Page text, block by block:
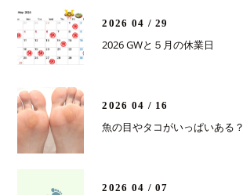
2026 04 / 29
2026 GWと５月の休業日
2026 04 / 16
魚の目やタコがいっぱいある？
2026 04 / 07